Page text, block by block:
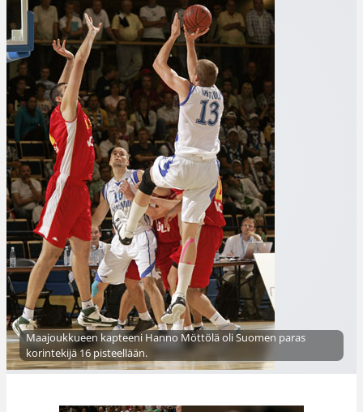
Maajoukkueen kapteeni Hanno Möttölä oli Suomen paras
korintekijä 16 pisteellään.